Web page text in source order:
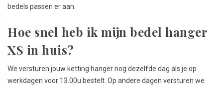
bedels passen er aan.
Hoe snel heb ik mijn bedel hanger
XS in huis?
We versturen jouw ketting hanger nog dezelfde dag als je op
werkdagen voor 13.00u bestelt. Op andere dagen versturen we